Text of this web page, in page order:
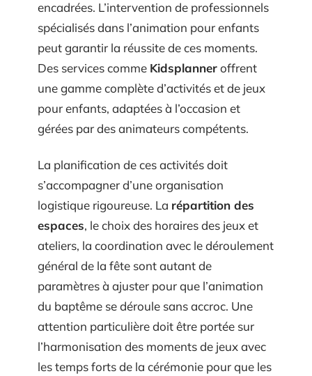
encadrées. L’intervention de professionnels
spécialisés dans l’animation pour enfants
peut garantir la réussite de ces moments.
Des services comme Kidsplanneroffrent
une gamme complète d’activités et de jeux
pour enfants, adaptées à l’occasion et
gérées par des animateurs compétents.
La planification de ces activités doit
s’accompagner d’une organisation
logistique rigoureuse. La répartition des
espaces, le choix des horaires des jeux et
ateliers, la coordination avec le déroulement
général de la fête sont autant de
paramètres à ajuster pour que l’animation
du baptême se déroule sans accroc. Une
attention particulière doit être portée sur
l’harmonisation des moments de jeux avec
les temps forts de la cérémonie pour que les